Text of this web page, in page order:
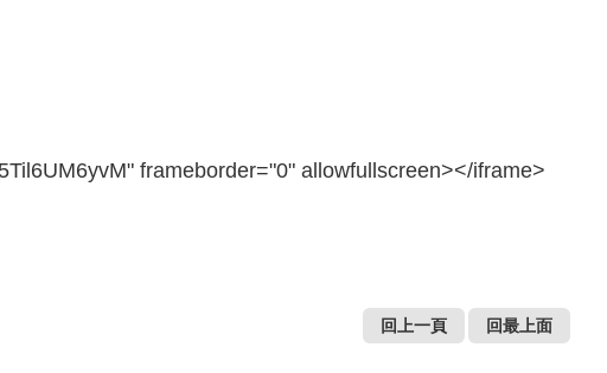
frameborder="0" allowfullscreen></iframe>
回上一頁 回最上面